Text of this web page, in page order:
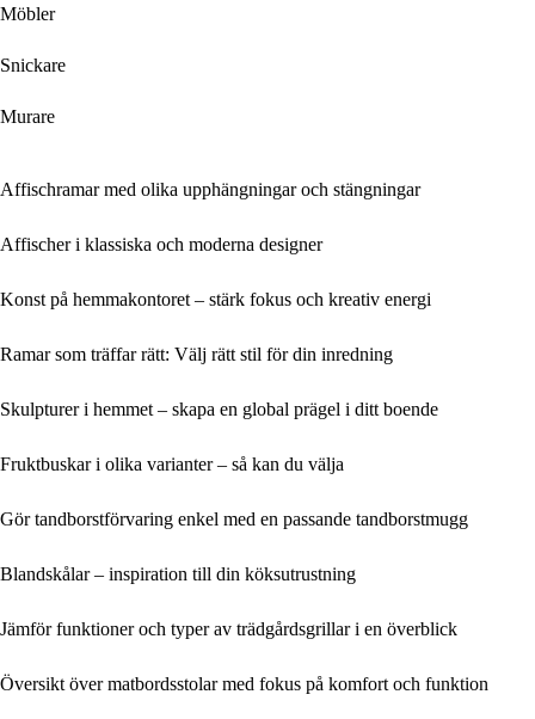
Möbler
Snickare
Murare
Affischramar med olika upphängningar och stängningar
Affischer i klassiska och moderna designer
Konst på hemmakontoret – stärk fokus och kreativ energi
Ramar som träffar rätt: Välj rätt stil för din inredning
Skulpturer i hemmet – skapa en global prägel i ditt boende
Fruktbuskar i olika varianter – så kan du välja
Gör tandborstförvaring enkel med en passande tandborstmugg
Blandskålar – inspiration till din köksutrustning
Jämför funktioner och typer av trädgårdsgrillar i en överblick
Översikt över matbordsstolar med fokus på komfort och funktion